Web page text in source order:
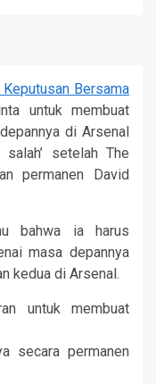
Bersama
untuk membuat
di Arsenal
setelah The
permanen David
bahwa ia harus
masa depannya
kedua di Arsenal.
untuk membuat
secara permanen